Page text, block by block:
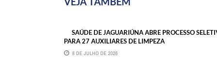
SAÚDE DE JAGUARIÚNA ABRE PROCESSO
PARA 27 AUXILIARES DE LIMPEZA
8 DE JULHO DE 2026